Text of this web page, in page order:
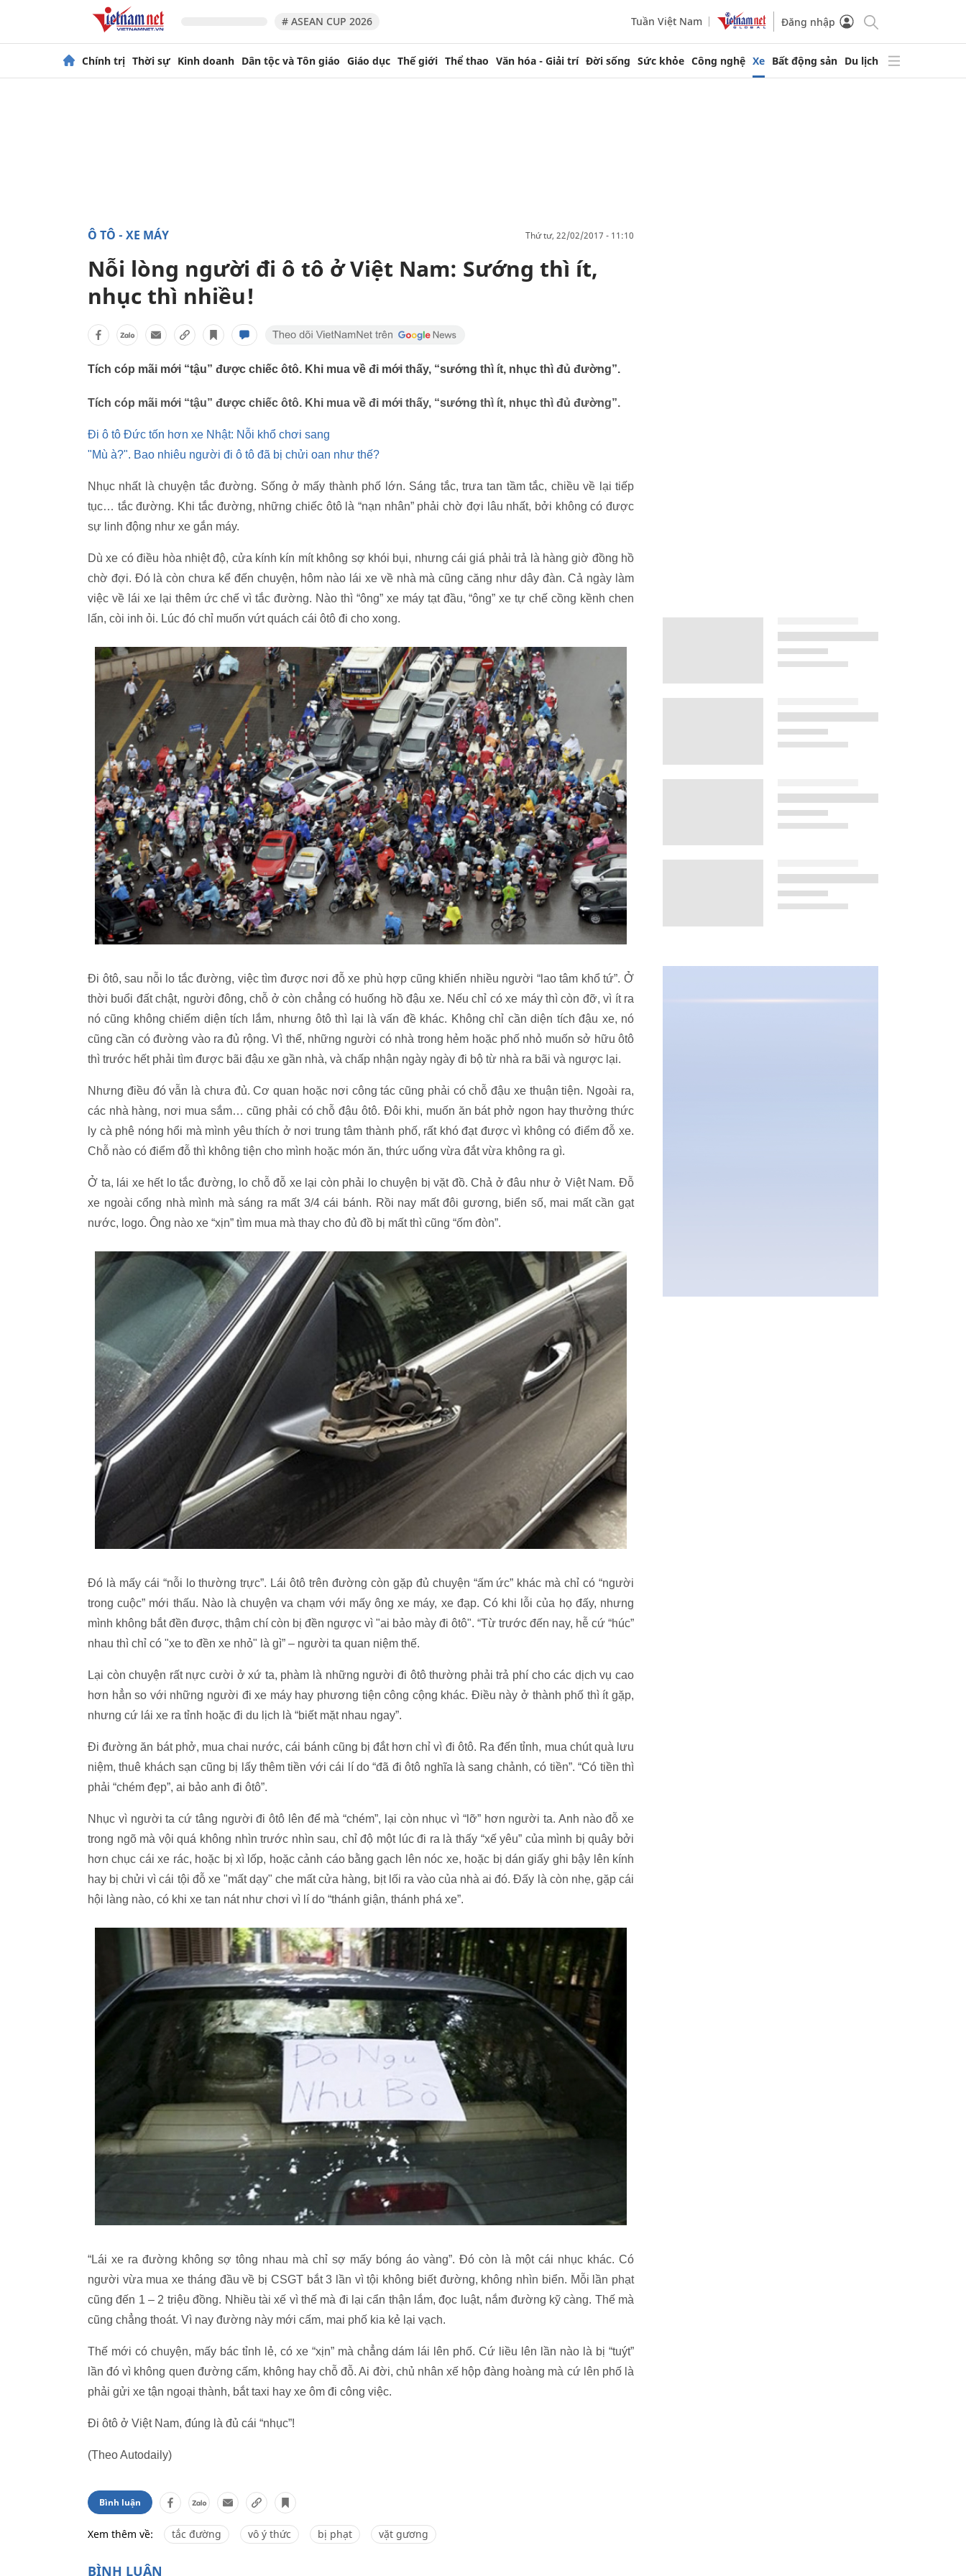
# ASEAN CUP 2026 Tuần Việt Nam Đăng nhập
Chính trị Thời sự Kinh doanh Dân tộc và Tôn giáo Giáo dục Thế giới Thể thao Văn hóa - Giải trí Đời sống Sức khỏe Công nghệ Xe Bất động sản Du lịch
Ô TÔ - XE MÁY thứ tư, 22/02/2017 - 11:10
Nỗi lòng người đi ô tô ở Việt Nam: Sướng thì ít,
nhục thì nhiều!
Tích cóp mãi mới “tậu” được chiếc ôtô. Khi mua về đi mới thấy, “sướng thì ít, nhục thì đủ đường”.
Tích cóp mãi mới “tậu” được chiếc ôtô. Khi mua về đi mới thấy, “sướng thì ít, nhục thì đủ đường”.
Đi ô tô Đức tốn hơn xe Nhật: Nỗi khổ chơi sang
"Mù à?". Bao nhiêu người đi ô tô đã bị chửi oan như thế?
Nhục nhất là chuyện tắc đường. Sống ở mấy thành phố lớn. Sáng tắc, trưa tan tầm tắc, chiều về lại tiếp
tục… tắc đường. Khi tắc đường, những chiếc ôtô là “nạn nhân” phải chờ đợi lâu nhất, bởi không có được
sự linh động như xe gắn máy.
Dù xe có điều hòa nhiệt độ, cửa kính kín mít không sợ khói bụi, nhưng cái giá phải trả là hàng giờ đồng hồ
chờ đợi. Đó là còn chưa kể đến chuyện, hôm nào lái xe về nhà mà cũng căng như dây đàn. Cả ngày làm
việc về lái xe lại thêm ức chế vì tắc đường. Nào thì “ông” xe máy tạt đầu, “ông” xe tự chế cồng kềnh chen
lấn, còi inh ỏi. Lúc đó chỉ muốn vứt quách cái ôtô đi cho xong.
Đi ôtô, sau nỗi lo tắc đường, việc tìm được nơi đỗ xe phù hợp cũng khiến nhiều người “lao tâm khổ tứ”. Ở
thời buổi đất chật, người đông, chỗ ở còn chẳng có huống hồ đậu xe. Nếu chỉ có xe máy thì còn đỡ, vì ít ra
nó cũng không chiếm diện tích lắm, nhưng ôtô thì lại là vấn đề khác. Không chỉ cần diện tích đậu xe, nó
cũng cần có đường vào ra đủ rộng. Vì thế, những người có nhà trong hẻm hoặc phố nhỏ muốn sở hữu ôtô
thì trước hết phải tìm được bãi đậu xe gần nhà, và chấp nhận ngày ngày đi bộ từ nhà ra bãi và ngược lại.
Nhưng điều đó vẫn là chưa đủ. Cơ quan hoặc nơi công tác cũng phải có chỗ đậu xe thuận tiện. Ngoài ra,
các nhà hàng, nơi mua sắm… cũng phải có chỗ đậu ôtô. Đôi khi, muốn ăn bát phở ngon hay thưởng thức
ly cà phê nóng hổi mà mình yêu thích ở nơi trung tâm thành phố, rất khó đạt được vì không có điểm đỗ xe.
Chỗ nào có điểm đỗ thì không tiện cho mình hoặc món ăn, thức uống vừa đắt vừa không ra gì.
Ở ta, lái xe hết lo tắc đường, lo chỗ đỗ xe lại còn phải lo chuyện bị vặt đồ. Chả ở đâu như ở Việt Nam. Đỗ
xe ngoài cổng nhà mình mà sáng ra mất 3/4 cái bánh. Rồi nay mất đôi gương, biển số, mai mất cần gạt
nước, logo. Ông nào xe “xịn” tìm mua mà thay cho đủ đồ bị mất thì cũng “ốm đòn”.
Đó là mấy cái “nỗi lo thường trực”. Lái ôtô trên đường còn gặp đủ chuyện “ấm ức” khác mà chỉ có “người
trong cuộc” mới thấu. Nào là chuyện va chạm với mấy ông xe máy, xe đạp. Có khi lỗi của họ đấy, nhưng
mình không bắt đền được, thậm chí còn bị đền ngược vì "ai bảo mày đi ôtô". “Từ trước đến nay, hễ cứ “húc”
nhau thì chỉ có "xe to đền xe nhỏ" là gì” – người ta quan niệm thế.
Lại còn chuyện rất nực cười ở xứ ta, phàm là những người đi ôtô thường phải trả phí cho các dịch vụ cao
hơn hẳn so với những người đi xe máy hay phương tiện công cộng khác. Điều này ở thành phố thì ít gặp,
nhưng cứ lái xe ra tỉnh hoặc đi du lịch là “biết mặt nhau ngay”.
Đi đường ăn bát phở, mua chai nước, cái bánh cũng bị đắt hơn chỉ vì đi ôtô. Ra đến tỉnh, mua chút quà lưu
niệm, thuê khách sạn cũng bị lấy thêm tiền với cái lí do “đã đi ôtô nghĩa là sang chảnh, có tiền”. “Có tiền thì
phải “chém đẹp”, ai bảo anh đi ôtô”.
Nhục vì người ta cứ tâng người đi ôtô lên để mà “chém”, lại còn nhục vì “lỡ” hơn người ta. Anh nào đỗ xe
trong ngõ mà vội quá không nhìn trước nhìn sau, chỉ độ một lúc đi ra là thấy “xế yêu” của mình bị quây bởi
hơn chục cái xe rác, hoặc bị xì lốp, hoặc cảnh cáo bằng gạch lên nóc xe, hoặc bị dán giấy ghi bậy lên kính
hay bị chửi vì cái tội đỗ xe "mất dạy" che mất cửa hàng, bịt lối ra vào của nhà ai đó. Đấy là còn nhẹ, gặp cái
hội làng nào, có khi xe tan nát như chơi vì lí do “thánh giận, thánh phá xe”.
“Lái xe ra đường không sợ tông nhau mà chỉ sợ mấy bóng áo vàng”. Đó còn là một cái nhục khác. Có
người vừa mua xe tháng đầu về bị CSGT bắt 3 lần vì tội không biết đường, không nhìn biển. Mỗi lần phạt
cũng đến 1 – 2 triệu đồng. Nhiều tài xế vì thế mà đi lại cẩn thận lắm, đọc luật, nắm đường kỹ càng. Thế mà
cũng chẳng thoát. Vì nay đường này mới cấm, mai phố kia kẻ lại vạch.
Thế mới có chuyện, mấy bác tỉnh lẻ, có xe “xịn” mà chẳng dám lái lên phố. Cứ liều lên lần nào là bị “tuýt”
lần đó vì không quen đường cấm, không hay chỗ đỗ. Ai đời, chủ nhân xế hộp đàng hoàng mà cứ lên phố là
phải gửi xe tận ngoại thành, bắt taxi hay xe ôm đi công việc.
Đi ôtô ở Việt Nam, đúng là đủ cái “nhục”!
(Theo Autodaily)
Bình luận
Xem thêm về: tắc đường vô ý thức bị phạt vặt gương